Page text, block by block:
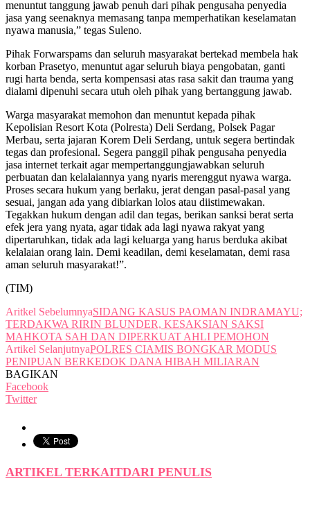
menuntut tanggung jawab penuh dari pihak pengusaha penyedia
jasa yang seenaknya memasang tanpa memperhatikan keselamatan
nyawa manusia,” tegas Suleno.
Pihak Forwarspams dan seluruh masyarakat bertekad membela hak
korban Prasetyo, menuntut agar seluruh biaya pengobatan, ganti
rugi harta benda, serta kompensasi atas rasa sakit dan trauma yang
dialami dipenuhi secara utuh oleh pihak yang bertanggung jawab.
Warga masyarakat memohon dan menuntut kepada pihak
Kepolisian Resort Kota (Polresta) Deli Serdang, Polsek Pagar
Merbau, serta jajaran Korem Deli Serdang, untuk segera bertindak
tegas dan profesional. Segera panggil pihak pengusaha penyedia
jasa internet terkait agar mempertanggungjawabkan seluruh
perbuatan dan kelalaiannya yang nyaris merenggut nyawa warga.
Proses secara hukum yang berlaku, jerat dengan pasal-pasal yang
sesuai, jangan ada yang dibiarkan lolos atau diistimewakan.
Tegakkan hukum dengan adil dan tegas, berikan sanksi berat serta
efek jera yang nyata, agar tidak ada lagi nyawa rakyat yang
dipertaruhkan, tidak ada lagi keluarga yang harus berduka akibat
kelalaian orang lain. Demi keadilan, demi keselamatan, demi rasa
aman seluruh masyarakat!”.
(TIM)
Aritkel SebelumnyaSIDANG KASUS PAOMAN INDRAMAYU;
TERDAKWA RIRIN BLUNDER, KESAKSIAN SAKSI
MAHKOTA SAH DAN DIPERKUAT AHLI PEMOHON
Artikel SelanjutnyaPOLRES CIAMIS BONGKAR MODUS
PENIPUAN BERKEDOK DANA HIBAH MILIARAN
BAGIKAN
Facebook
Twitter
ARTIKEL TERKAITDARI PENULIS